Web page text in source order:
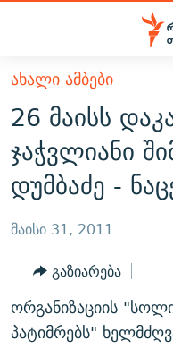
Accessibility
მთავარ
შინაარსზე
დაბრუნება
მთავარ
ნავიგაციაზე
დაბრუნება
ძიებაზე
ᲐᲮᲐᲚᲘ ᲐᲛᲑᲔᲑᲘ
ᲗᲔᲛᲔᲑᲘ
ᲞᲝᲚᲘᲢᲘᲙᲐ
ᲔᲙᲝᲜᲝᲛᲘᲙᲐ
ᲡᲐᲖᲝᲒᲐᲓᲝᲔᲑᲐ
ᲕᲘᲓᲔᲝ
ᲑᲚᲝᲒᲔᲑᲘ
ᲞᲝᲓᲙᲐᲡᲢᲔᲑᲘ
60 ᲓᲔᲪᲘᲑᲔᲚᲘ
ᲤᲔᲜᲝᲕᲐᲜᲘ - 2.10
ᲗᲥᲕᲔᲜᲘ ᲞᲣᲑᲚᲘᲙᲐᲪᲘᲔᲑᲘ
ᲞᲠᲝᲔᲥᲢᲔᲑᲘ
ᲐᲮᲐᲚᲘ ᲐᲛᲑᲔᲑᲘ
26 მაისს
ჯაჭვლიანი
დუმბაძე -
მაისი 31, 2011
გაზიარება
ორგანიზაციის
პატიმრებს"